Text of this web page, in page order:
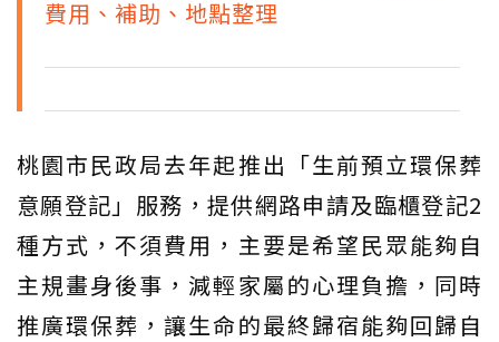
費用、補助、地點整理
桃園市民政局去年起推出「生前預立環保葬
意願登記」服務，提供網路申請及臨櫃登記2
種方式，不須費用，主要是希望民眾能夠自
主規畫身後事，減輕家屬的心理負擔，同時
推廣環保葬，讓生命的最終歸宿能夠回歸自